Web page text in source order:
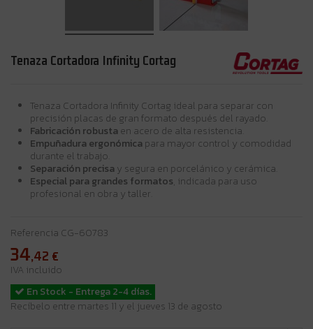
Tenaza Cortadora Infinity Cortag
Tenaza Cortadora Infinity Cortag ideal para separar con
precisión placas de gran formato después del rayado.
Fabricación robusta en acero de alta resistencia.
Empuñadura ergonómica para mayor control y comodidad
durante el trabajo.
Separación precisa y segura en porcelánico y cerámica.
Especial para grandes formatos, indicada para uso
profesional en obra y taller.
Referencia CG-60783
34,42 €
IVA incluido
En Stock - Entrega 2-4 días.
Recíbelo entre martes 11 y el jueves 13 de agosto